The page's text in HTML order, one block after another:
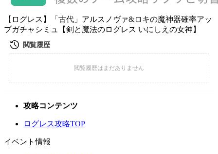
【ログレス】「古代」アルスノヴァ&ロキの魔神器確率アッ
プガチャシミュ【剣と魔法のログレス いにしえの女神】
攻略コンテンツ
ログレス攻略TOP
イベント情報